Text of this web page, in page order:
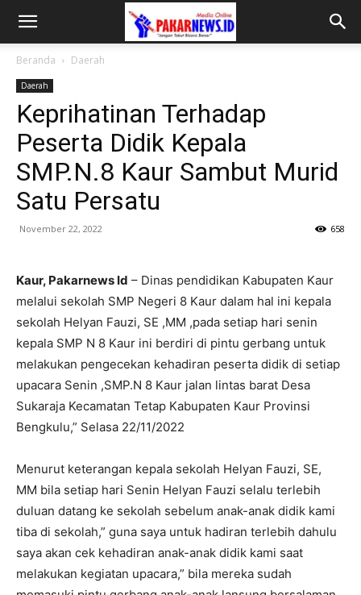
Beranda Daerah
Daerah
Keprihatinan Terhadap
Peserta Didik Kepala
SMP.N.8 Kaur Sambut Murid
Satu Persatu
November 22, 2022 658
Kaur, Pakarnews Id – Dinas pendidikan Kabupaten Kaur
melalui sekolah SMP Negeri 8 Kaur dalam hal ini kepala
sekolah Helyan Fauzi, SE ,MM ,pada setiap hari senin
kepala SMP N 8 Kaur ini berdiri di pintu gerbang untuk
melakukan pengecekan kehadiran peserta didik di setiap
upacara Senin ,SMP.N 8 Kaur jalan lintas barat Desa
Sukaraja Kecamatan Tetap Kabupaten Kaur Provinsi
Bengkulu,” Selasa 22/11/2022
Menurut keterangan kepala sekolah Helyan Fauzi, SE,
MM bila setiap hari Senin Helyan Fauzi selalu terlebih
duluan datang ke sekolah sebelum anak-anak didik kami
tiba di sekolah,” guna saya untuk hadiran terlebih dahulu
saya akan cek kehadiran anak-anak didik kami saat
melakukan kegiatan upacara,” bila mereka sudah